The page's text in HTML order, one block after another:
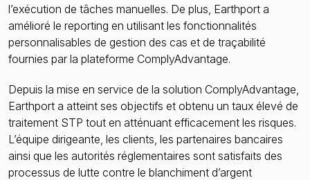
l’exécution de tâches manuelles. De plus, Earthport a
amélioré le reporting en utilisant les fonctionnalités
personnalisables de gestion des cas et de traçabilité
fournies par la plateforme ComplyAdvantage.
Depuis la mise en service de la solution ComplyAdvantage,
Earthport a atteint ses objectifs et obtenu un taux élevé de
traitement STP tout en atténuant efficacement les risques.
L’équipe dirigeante, les clients, les partenaires bancaires
ainsi que les autorités réglementaires sont satisfaits des
processus de lutte contre le blanchiment d’argent